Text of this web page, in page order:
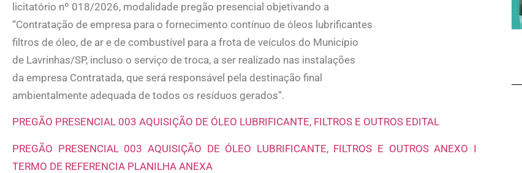
licitatório nº 018/2026, modalidade pregão presencial objetivando a
“Contratação de empresa para o fornecimento contínuo de óleos lubrificantes
filtros de óleo, de ar e de combustível para a frota de veículos do Município
de Lavrinhas/SP, incluso o serviço de troca, a ser realizado nas instalações
da empresa Contratada, que será responsável pela destinação final
ambientalmente adequada de todos os resíduos gerados”.
PREGÃO PRESENCIAL 003 AQUISIÇÃO DE ÓLEO LUBRIFICANTE, FILTROS E OUTROS EDITAL
PREGÃO PRESENCIAL 003 AQUISIÇÃO DE ÓLEO LUBRIFICANTE, FILTROS E OUTROS ANEXO I
TERMO DE REFERENCIA PLANILHA ANEXA